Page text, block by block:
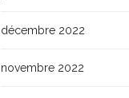
décembre 2022
novembre 2022